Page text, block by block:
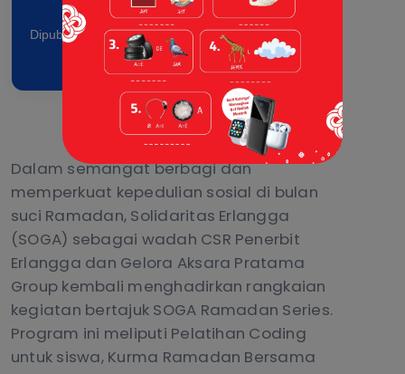
Dipublikasikan pada: 14 Apr 2026
Dalam semangat berbagi dan
memperkuat kepedulian sosial di bulan
suci Ramadan, Solidaritas Erlangga
(SOGA) sebagai wadah CSR Penerbit
Erlangga dan Gelora Aksara Pratama
Group kembali menghadirkan rangkaian
kegiatan bertajuk SOGA Ramadan Series.
Program ini meliputi Pelatihan Coding
untuk siswa, Kurma Ramadan Bersama